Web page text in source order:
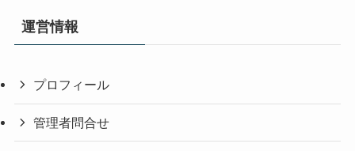
運営情報
プロフィール
管理者問合せ